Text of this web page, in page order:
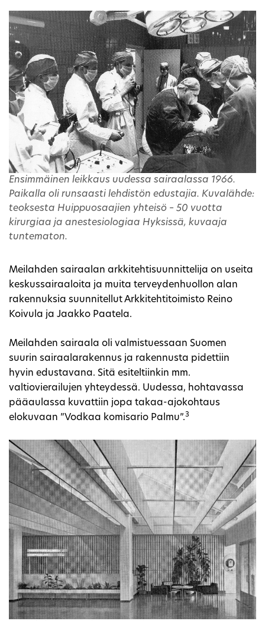
Ensimmäinen leikkaus uudessa sairaalassa 1966.
Paikalla oli runsaasti lehdistön edustajia. Kuvalähde:
teoksesta Huippuosaajien yhteisö – 50 vuotta
kirurgiaa ja anestesiologiaa Hyksissä, kuvaaja
tuntematon.
Meilahden sairaalan arkkitehtisuunnittelija on useita
keskussairaaloita ja muita terveydenhuollon alan
rakennuksia suunnitellut Arkkitehtitoimisto Reino
Koivula ja Jaakko Paatela.
Meilahden sairaala oli valmistuessaan Suomen
suurin sairaalarakennus ja rakennusta pidettiin
hyvin edustavana. Sitä esiteltiinkin mm.
valtiovierailujen yhteydessä. Uudessa, hohtavassa
pääaulassa kuvattiin jopa takaa-ajokohtaus
elokuvaan ”Vodkaa komisario Palmu”.3